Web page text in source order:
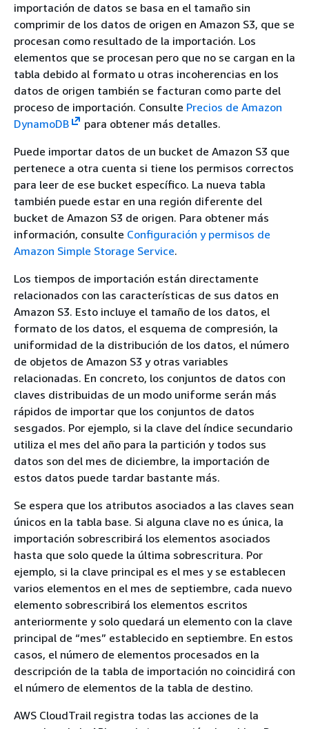
importación de datos se basa en el tamaño sin
comprimir de los datos de origen en Amazon S3, que se
procesan como resultado de la importación. Los
elementos que se procesan pero que no se cargan en la
tabla debido al formato u otras incoherencias en los
datos de origen también se facturan como parte del
proceso de importación. Consulte Precios de Amazon
DynamoDB
para obtener más detalles.
Puede importar datos de un bucket de Amazon S3 que
pertenece a otra cuenta si tiene los permisos correctos
para leer de ese bucket específico. La nueva tabla
también puede estar en una región diferente del
bucket de Amazon S3 de origen. Para obtener más
información, consulte Configuración y permisos de
Amazon Simple Storage Service.
Los tiempos de importación están directamente
relacionados con las características de sus datos en
Amazon S3. Esto incluye el tamaño de los datos, el
formato de los datos, el esquema de compresión, la
uniformidad de la distribución de los datos, el número
de objetos de Amazon S3 y otras variables
relacionadas. En concreto, los conjuntos de datos con
claves distribuidas de un modo uniforme serán más
rápidos de importar que los conjuntos de datos
sesgados. Por ejemplo, si la clave del índice secundario
utiliza el mes del año para la partición y todos sus
datos son del mes de diciembre, la importación de
estos datos puede tardar bastante más.
Se espera que los atributos asociados a las claves sean
únicos en la tabla base. Si alguna clave no es única, la
importación sobrescribirá los elementos asociados
hasta que solo quede la última sobrescritura. Por
ejemplo, si la clave principal es el mes y se establecen
varios elementos en el mes de septiembre, cada nuevo
elemento sobrescribirá los elementos escritos
anteriormente y solo quedará un elemento con la clave
principal de “mes” establecido en septiembre. En estos
casos, el número de elementos procesados en la
descripción de la tabla de importación no coincidirá con
el número de elementos de la tabla de destino.
AWS CloudTrail registra todas las acciones de la